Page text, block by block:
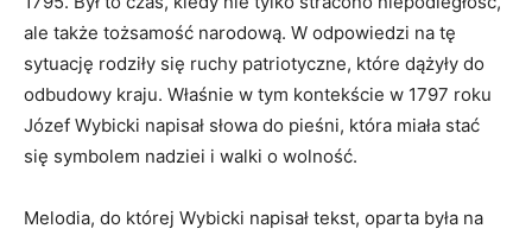
ale ​także tożsamość narodową. W odpowiedzi na tę​
sytuację rodziły się ruchy patriotyczne, które ⁤dążyły do
odbudowy kraju. Właśnie w tym kontekście w 1797 roku
Józef Wybicki napisał ⁢słowa⁣ do pieśni, która miała stać
się symbolem nadziei i‍ walki o wolność.
Melodia, do której Wybicki napisał tekst, oparta była na